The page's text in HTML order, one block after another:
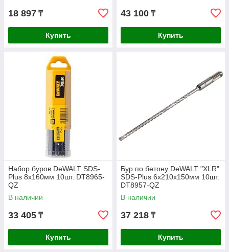
18 897 ₸
Купить
43 100 ₸
Купить
Набор буров DeWALT SDS-
Plus 8x160мм 10шт. DT8965-
QZ
В наличии
33 405 ₸
Купить
Бур по бетону DeWALT "XLR"
SDS-Plus 6x210x150мм 10шт.
DT8957-QZ
В наличии
37 218 ₸
Купить